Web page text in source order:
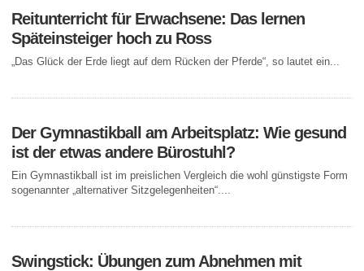
Reitunterricht für Erwachsene: Das lernen
Späteinsteiger hoch zu Ross
„Das Glück der Erde liegt auf dem Rücken der Pferde“, so lautet ein...
Der Gymnastikball am Arbeitsplatz: Wie gesund
ist der etwas andere Bürostuhl?
Ein Gymnastikball ist im preislichen Vergleich die wohl günstigste Form
sogenannter „alternativer Sitzgelegenheiten“....
Swingstick: Übungen zum Abnehmen mit